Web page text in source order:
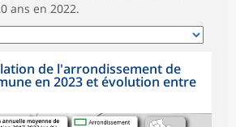
ans en 2022.
de l'arrondissement de
en 2023 et évolution entre